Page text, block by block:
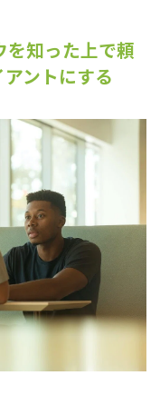
を知った上で頼
ントにする